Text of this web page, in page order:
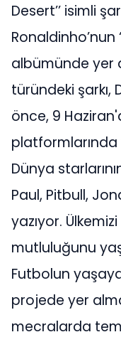
Desert’’ isimli
Ronaldinho’nun
albümünde yer
türündeki şarkı,
önce, 9
platformlarında
Dünya
Paul, Pitbull,
yazıyor.
mutluluğunu
Futbolun
projede yer
mecralarda